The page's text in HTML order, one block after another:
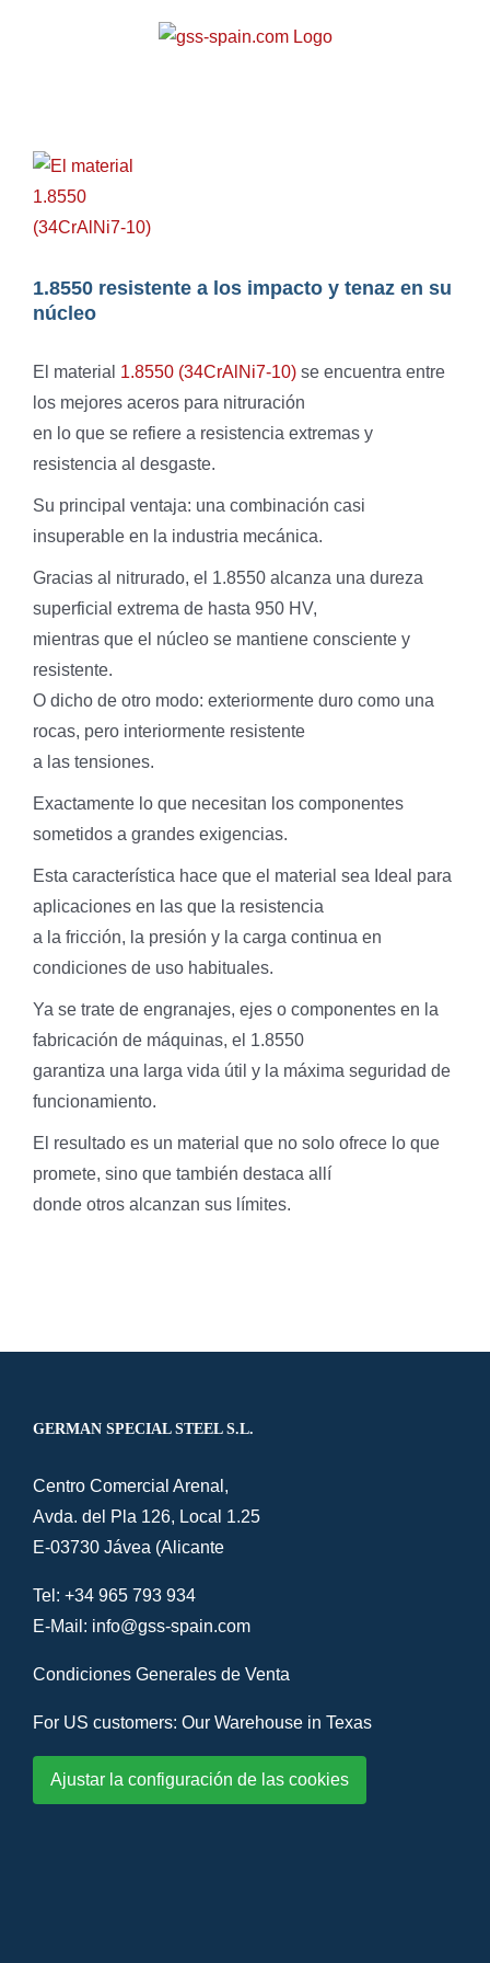
Zeige
grösseres
Bild
1.8550 resistente a los impacto y tenaz en su
núcleo
El material 1.8550 (34CrAlNi7-10) se encuentra entre
los mejores aceros para nitruración
en lo que se refiere a resistencia extremas y
resistencia al desgaste.
Su principal ventaja: una combinación casi
insuperable en la industria mecánica.
Gracias al nitrurado, el 1.8550 alcanza una dureza
superficial extrema de hasta 950 HV,
mientras que el núcleo se mantiene consciente y
resistente.
O dicho de otro modo: exteriormente duro como una
rocas, pero interiormente resistente
a las tensiones.
Exactamente lo que necesitan los componentes
sometidos a grandes exigencias.
Esta característica hace que el material sea Ideal para
aplicaciones en las que la resistencia
a la fricción, la presión y la carga continua en
condiciones de uso habituales.
Ya se trate de engranajes, ejes o componentes en la
fabricación de máquinas, el 1.8550
garantiza una larga vida útil y la máxima seguridad de
funcionamiento.
El resultado es un material que no solo ofrece lo que
promete, sino que también destaca allí
donde otros alcanzan sus límites.
GERMAN SPECIAL STEEL S.L.
Centro Comercial Arenal,
Avda. del Pla 126, Local 1.25
E-03730 Jávea (Alicante
Tel: +34 965 793 934
E-Mail: info@gss-spain.com
Condiciones Generales de Venta
For US customers: Our Warehouse in Texas
Ajustar la configuración de las cookies